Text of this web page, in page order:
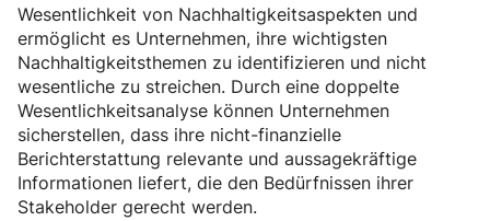
Wesentlichkeit von Nachhaltigkeitsaspekten und
ermöglicht es Unternehmen, ihre wichtigsten
Nachhaltigkeitsthemen zu identifizieren und nicht
wesentliche zu streichen. Durch eine doppelte
Wesentlichkeitsanalyse können Unternehmen
sicherstellen, dass ihre nicht-finanzielle
Berichterstattung relevante und aussagekräftige
Informationen liefert, die den Bedürfnissen ihrer
Stakeholder gerecht werden.